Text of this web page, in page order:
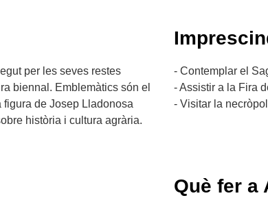
per les seves restes
biennal. Emblemàtics són el
de Josep Lladonosa
història i cultura agrària.
- Contemplar el
- Assistir a la Fira
- Visitar la
Què fer a